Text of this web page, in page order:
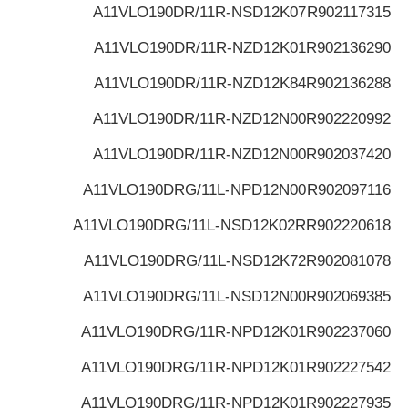
R902117315
A11VLO190DR/11R-NSD12K07
R902136290
A11VLO190DR/11R-NZD12K01
R902136288
A11VLO190DR/11R-NZD12K84
R902220992
A11VLO190DR/11R-NZD12N00
R902037420
A11VLO190DR/11R-NZD12N00
R902097116
A11VLO190DRG/11L-NPD12N00
R902220618
A11VLO190DRG/11L-NSD12K02R
R902081078
A11VLO190DRG/11L-NSD12K72
R902069385
A11VLO190DRG/11L-NSD12N00
R902237060
A11VLO190DRG/11R-NPD12K01
R902227542
A11VLO190DRG/11R-NPD12K01
R902227935
A11VLO190DRG/11R-NPD12K01